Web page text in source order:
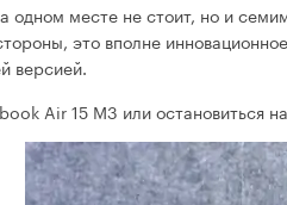
одном месте не стоит, но и
это вполне
версией.
Air 15 M3 или